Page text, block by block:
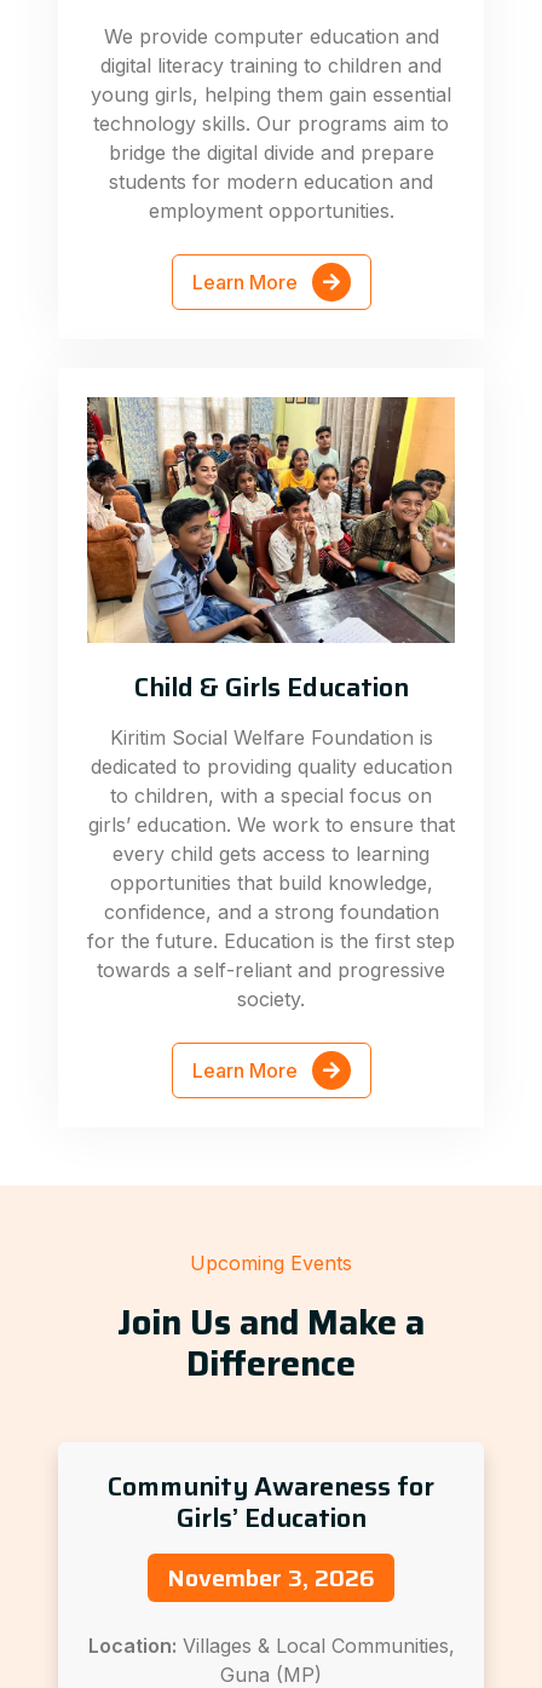
We provide computer education and
digital literacy training to children and
young girls, helping them gain essential
technology skills. Our programs aim to
bridge the digital divide and prepare
students for modern education and
employment opportunities.
Learn More
Child & Girls Education
Kiritim Social Welfare Foundation is
dedicated to providing quality education
to children, with a special focus on
girls’ education. We work to ensure that
every child gets access to learning
opportunities that build knowledge,
confidence, and a strong foundation
for the future. Education is the first step
towards a self-reliant and progressive
society.
Learn More
Upcoming Events
Join Us and Make a
Difference
Community Awareness for
Girls’ Education
November 3, 2026
Location: Villages & Local Communities,
Guna (MP)